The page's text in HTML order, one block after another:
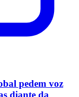
pedem voz
diante da